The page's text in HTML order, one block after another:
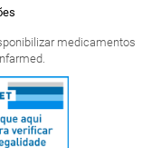
medicamentos